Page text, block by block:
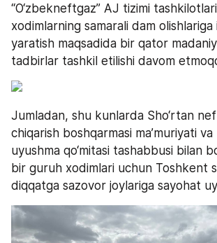
“O‘zbekneftgaz” AJ tizimi
xodimlarning samarali dam
yaratish maqsadida bir qator
tadbirlar tashkil etilishi davom
Jumladan, shu kunlarda Sho‘rtan
chiqarish boshqarmasi ma’muriyati va
uyushma qo‘mitasi tashabbusi bilan
bir guruh xodimlari uchun Toshkent
diqqatga sazovor joylariga sayohat